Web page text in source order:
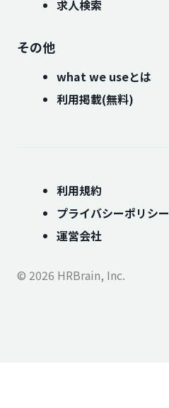
求人検索
その他
what we useとは
利用掲載(無料)
利用規約
プライバシーポリシー
運営会社
© 2026 HRBrain, Inc.